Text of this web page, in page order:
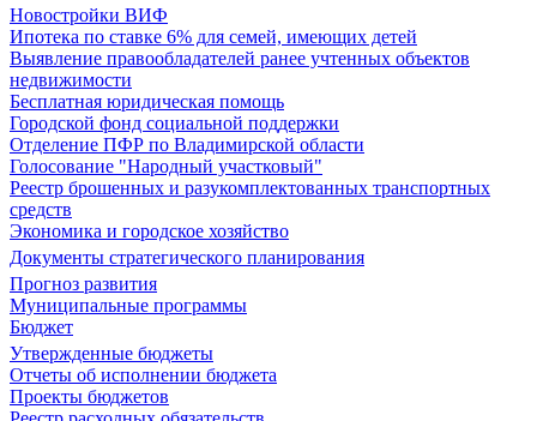
Новостройки ВИФ
Ипотека по ставке 6% для семей, имеющих детей
Выявление правообладателей ранее учтенных объектов
недвижимости
Бесплатная юридическая помощь
Городской фонд социальной поддержки
Отделение ПФР по Владимирской области
Голосование "Народный участковый"
Реестр брошенных и разукомплектованных транспортных
средств
Экономика и городское хозяйство
Документы стратегического планирования
Прогноз развития
Муниципальные программы
Бюджет
Утвержденные бюджеты
Отчеты об исполнении бюджета
Проекты бюджетов